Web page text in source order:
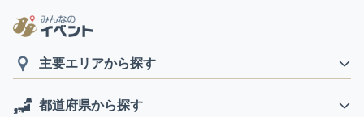
主要エリアから探す
都道府県から探す